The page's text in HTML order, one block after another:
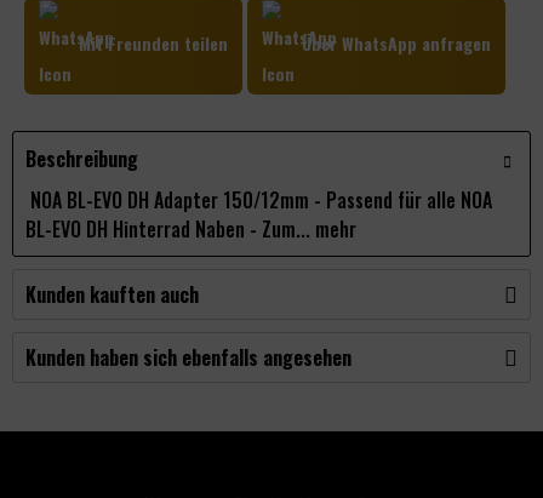
Mit Freunden teilen Über WhatsApp anfragen
Beschreibung
NOA BL-EVO DH Adapter 150/12mm - Passend für alle NOA
BL-EVO DH Hinterrad Naben - Zum... mehr
Kunden kauften auch
Kunden haben sich ebenfalls angesehen